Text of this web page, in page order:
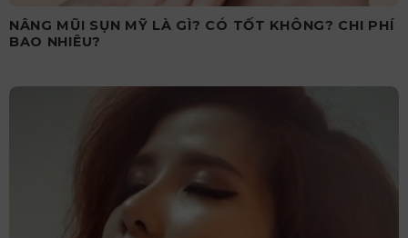
NÂNG MŨI SỤN MỸ LÀ GÌ? CÓ TỐT KHÔNG? CHI PHÍ
BAO NHIÊU?